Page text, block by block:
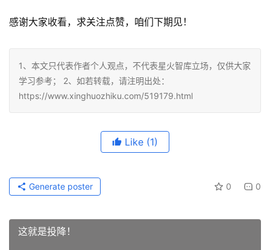
感谢大家收看，求关注点赞，咱们下期见！
1、本文只代表作者个人观点，不代表星火智库立场，仅供大家
学习参考； 2、如若转载，请注明出处：
https://www.xinghuozhiku.com/519179.html
Like (1)
0 0
Generate poster
这就是投降！